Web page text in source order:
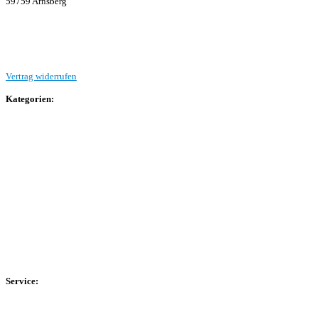
Vertrag widerrufen
Kategorien:
Service: